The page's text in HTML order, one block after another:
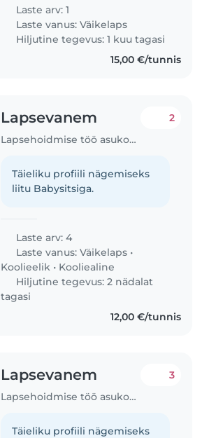
Laste arv: 1
Laste vanus:Väikelaps
Hiljutine tegevus: 1 kuu tagasi
15,00 €/tunnis
Lapsevanem
Lapsehoidmise töö asukohas Keila
2
Täieliku profiili nägemiseks
liitu Babysitsiga.
Laste arv: 4
Laste vanus:Väikelaps •
Koolieelik • Kooliealine
Hiljutine tegevus: 2 nädalat
tagasi
12,00 €/tunnis
Lapsevanem
Lapsehoidmise töö asukohas Tallinn
3
Täieliku profiili nägemiseks